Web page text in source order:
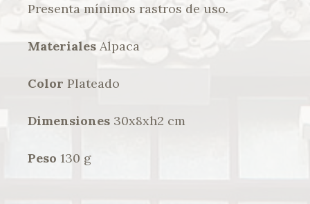
Presenta mínimos rastros de uso.
Materiales Alpaca
Color Plateado
Dimensiones 30x8xh2 cm
Peso 130 g